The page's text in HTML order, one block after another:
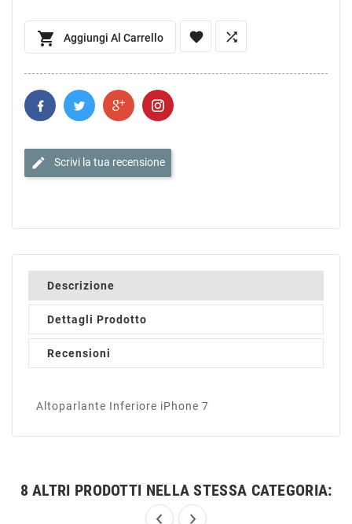
 Aggiungi Al Carrello  
edit Scrivi la tua recensione
Descrizione
Dettagli Prodotto
Recensioni
Altoparlante Inferiore iPhone 7
8 ALTRI PRODOTTI NELLA STESSA CATEGORIA: